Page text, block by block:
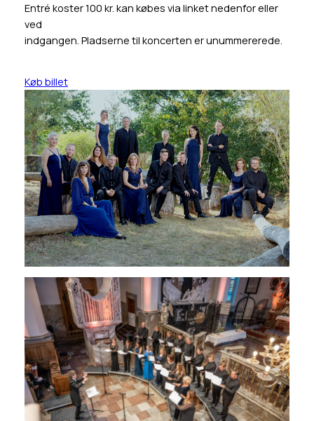
Entré koster 100 kr. kan købes via linket nedenfor eller
ved
indgangen. Pladserne til koncerten er unummererede.
Køb billet